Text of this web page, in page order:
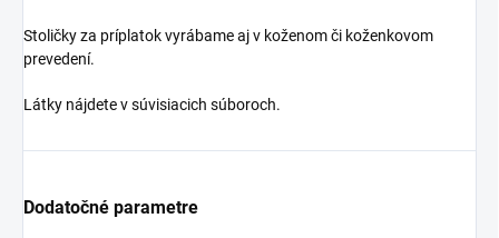
Stoličky za príplatok vyrábame aj v koženom či koženkovom
prevedení.
Látky nájdete v súvisiacich súboroch.
Dodatočné parametre